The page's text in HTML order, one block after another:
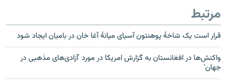
مرتبط
قرار است یک شاخۀ پوهنتون آسیای میانۀ آغا خان در بامیان ایجاد شود
واکنش‌ها در افغانستان به گزارش امریکا در مورد 'آزادی‌های مذهبی در
جهان'